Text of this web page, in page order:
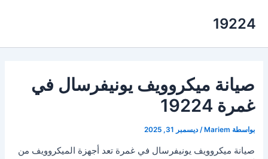
19224
صيانة ميكروويف يونيفرسال في
غمرة 19224
بواسطة Mariem
/ديسمبر 31, 2025
صيانة ميكروويف يونيفرسال في غمرة تعد أجهزة الميكروويف من